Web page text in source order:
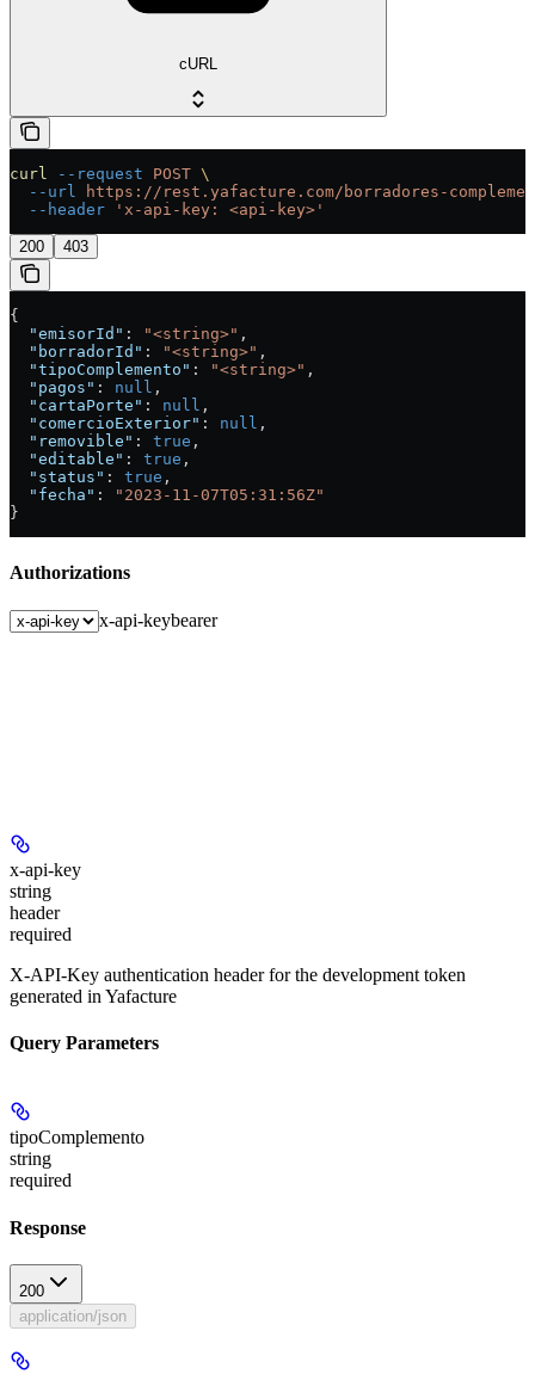
cURL
curl --request POST \
  --url
https://rest.yafacture.com/borradores-
  --header
'x-api-key: <api-key>'
200 403
{
  "emisorId"
: "<string>" ,
  "borradorId"
: "<string>" ,
  "tipoComplemento"
: "<string>" ,
  "pagos"
: null ,
  "cartaPorte"
: null ,
  "comercioExterior"
: null ,
  "removible"
: true ,
  "editable"
: true ,
  "status"
: true ,
  "fecha"
:
"2023-11-07T05:31:56Z"
}
Authorizations
x-api-keybearer
x-api-key
string
header
required
X-API-Key authentication header for the development token
generated in Yafacture
Query Parameters
tipoComplemento
string
required
Response
200
application/json